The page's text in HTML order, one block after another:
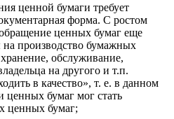
ценной бумаги требует
форма. С ростом
ценных бумаг еще
на производство бумажных
обслуживание,
на другого и т.п.
в качество», т. е. в данном
ценных бумаг мог стать
ценных бумаг;